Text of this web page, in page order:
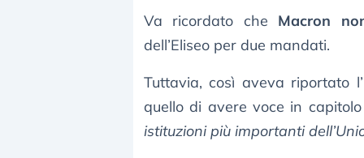
Va ricordato che Macron
dell’Eliseo per due mandati.
Tuttavia, così aveva riportato
quello di avere voce in
istituzioni più importanti